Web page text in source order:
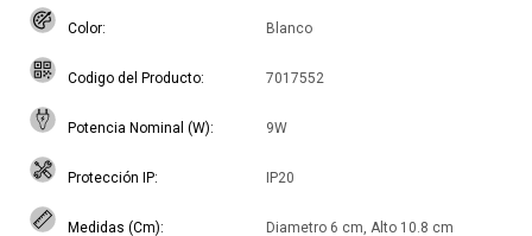
Color Blanco
Codigo del Producto 7017552
Potencia Nominal (W) 9W
Protección IP IP20
Medidas (Cm) Diametro 6 cm, Alto 10.8 cm